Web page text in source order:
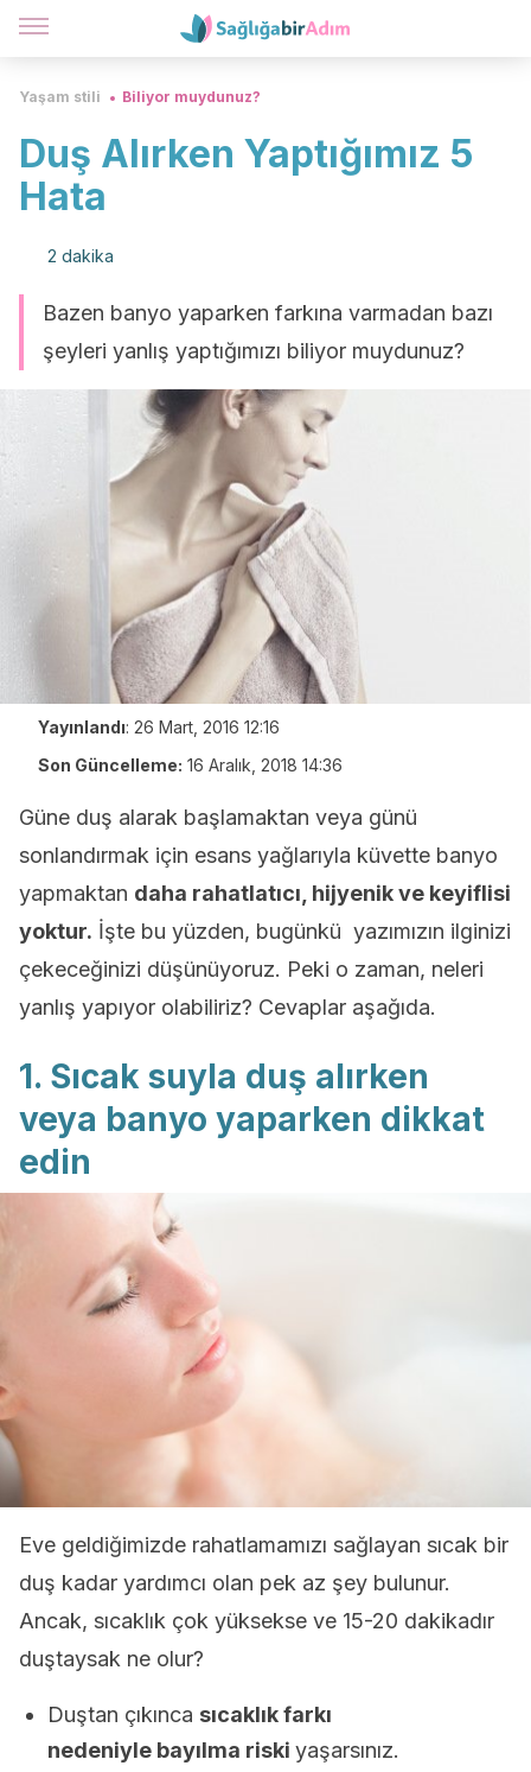
Yaşam stili Biliyor muydunuz?
Duş Alırken Yaptığımız 5
Hata
2 dakika
Bazen banyo yaparken farkına varmadan bazı
şeyleri yanlış yaptığımızı biliyor muydunuz?
Yayınlandı: 26 Mart, 2016 12:16
Son Güncelleme: 16 Aralık, 2018 14:36
Güne duş alarak başlamaktan veya günü
sonlandırmak için esans yağlarıyla küvette banyo
yapmaktan daha rahatlatıcı, hijyenik ve keyiflisi
yoktur. İşte bu yüzden, bugünkü yazımızın ilginizi
çekeceğinizi düşünüyoruz. Peki o zaman, neleri
yanlış yapıyor olabiliriz? Cevaplar aşağıda.
1. Sıcak suyla duş alırken
veya banyo yaparken dikkat
edin
Eve geldiğimizde rahatlamamızı sağlayan sıcak bir
duş kadar yardımcı olan pek az şey bulunur.
Ancak, sıcaklık çok yüksekse ve 15-20 dakikadır
duştaysak ne olur?
Duştan çıkınca sıcaklık farkı
nedeniyle bayılma riski yaşarsınız.